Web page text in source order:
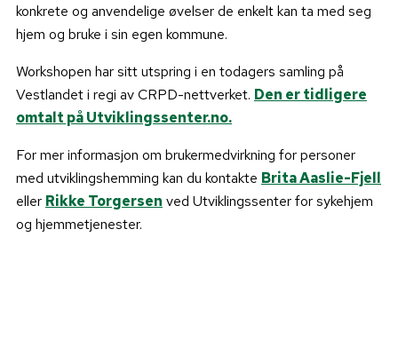
konkrete og anvendelige øvelser de enkelt kan ta med seg
hjem og bruke i sin egen kommune.
Workshopen har sitt utspring i en todagers samling på
Vestlandet i regi av CRPD-nettverket. Den er tidligere
omtalt på Utviklingssenter.no.
For mer informasjon om brukermedvirkning for personer
med utviklingshemming kan du kontakte Brita Aaslie-Fjell
eller Rikke Torgersen ved Utviklingssenter for sykehjem
og hjemmetjenester.